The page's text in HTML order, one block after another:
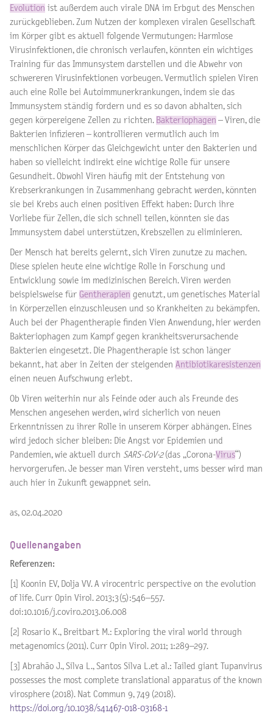
Evolution ist außerdem auch virale DNA im Erbgut des Menschen
zurückgeblieben. Zum Nutzen der komplexen viralen Gesellschaft
im Körper gibt es aktuell folgende Vermutungen: Harmlose
Virusinfektionen, die chronisch verlaufen, könnten ein wichtiges
Training für das Immunsystem darstellen und die Abwehr von
schwereren Virusinfektionen vorbeugen. Vermutlich spielen Viren
auch eine Rolle bei Autoimmunerkrankungen, indem sie das
Immunsystem ständig fordern und es so davon abhalten, sich
gegen körpereigene Zellen zu richten. Bakteriophagen – Viren, die
Bakterien infizieren – kontrollieren vermutlich auch im
menschlichen Körper das Gleichgewicht unter den Bakterien und
haben so vielleicht indirekt eine wichtige Rolle für unsere
Gesundheit. Obwohl Viren häufig mit der Entstehung von
Krebserkrankungen in Zusammenhang gebracht werden, könnten
sie bei Krebs auch einen positiven Effekt haben: Durch ihre
Vorliebe für Zellen, die sich schnell teilen, könnten sie das
Immunsystem dabei unterstützen, Krebszellen zu eliminieren.
Der Mensch hat bereits gelernt, sich Viren zunutze zu machen.
Diese spielen heute eine wichtige Rolle in Forschung und
Entwicklung sowie im medizinischen Bereich. Viren werden
beispielsweise für Gentherapien genutzt, um genetisches Material
in Körperzellen einzuschleusen und so Krankheiten zu bekämpfen.
Auch bei der Phagentherapie finden Vien Anwendung, hier werden
Bakteriophagen zum Kampf gegen krankheitsverursachende
Bakterien eingesetzt. Die Phagentherapie ist schon länger
bekannt, hat aber in Zeiten der steigenden Antibiotikaresistenzen
einen neuen Aufschwung erlebt.
Ob Viren weiterhin nur als Feinde oder auch als Freunde des
Menschen angesehen werden, wird sicherlich von neuen
Erkenntnissen zu ihrer Rolle in unserem Körper abhängen. Eines
wird jedoch sicher bleiben: Die Angst vor Epidemien und
Pandemien, wie aktuell durch SARS-CoV-2(das „Corona-Virus“)
hervorgerufen. Je besser man Viren versteht, ums besser wird man
auch hier in Zukunft gewappnet sein.
as, 02.04.2020
Quellenangaben
Referenzen:
[1] Koonin EV, Dolja VV. A virocentric perspective on the evolution
of life. Curr Opin Virol. 2013;3(5):546–557.
doi:10.1016/j.coviro.2013.06.008
[2] Rosario K., Breitbart M.: Exploring the viral world through
metagenomics (2011). Curr Opin Virol. 2011; 1:289–297.
[3] Abrahão J., Silva L., Santos Silva L.et al.: Tailed giant Tupanvirus
possesses the most complete translational apparatus of the known
virosphere (2018). Nat Commun 9, 749 (2018).
https://doi.org/10.1038/s41467-018-03168-1